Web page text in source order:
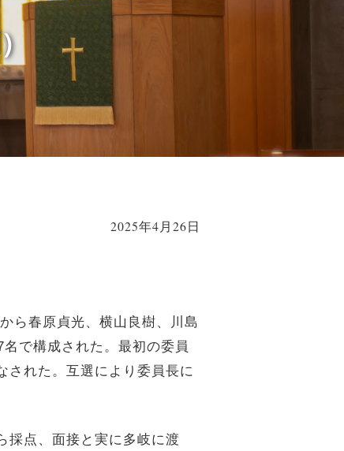
2025年4月26日
ら春原貞光、横山良樹、川島
で構成された。最初の委員
された。互選により委員長に
採点、面接と実に多岐に渡